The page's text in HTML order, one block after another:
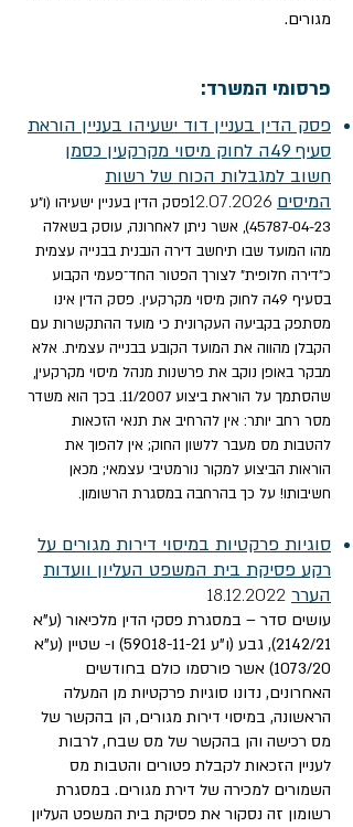
מגורים.
פרסומי המשרד:
פסק הדין בעניין דוד ישעיהו בעניין הוראת
סעיף 49ה לחוק מיסוי מקרקעין כסמן
חשוב למגבלות הכוח של רשות
המיסים
2026​ פסק הדין בעניין ישעיהו (ו"ע
45787-04-23) , אשר ניתן לאחרונה, עוסק בשאלה
מהו המועד שבו תיחשב דירה הנבנית בבנייה עצמית
כ"דירה חלופית" לצורך הפטור החד־פעמי הקבוע
בסעיף 49ה לחוק מיסוי מקרקעין. פסק הדין אינו
מסתפק בקביעה העקרונית כי מועד ההתקשרות עם
הקבלן מהווה את המועד הקובע בבנייה עצמית. אלא
מבקר באופן נוקב את פרשנות מנהל מיסוי מקרקעין,
שהסתמך על הוראת ביצוע 11/2007. בכך הוא משדר
מסר רחב יותר: אין להרחיב את תנאי הזכאות
להטבות מס מעבר ללשון החוק; אין להפוך את
הוראות הביצוע למקור נורמטיבי עצמאי; מכאן
חשיבותו! על כך בהרחבה במסגרת הרשומון.
סוגיות פרקטיות במיסוי דירות מגורים על
רקע פסיקת בית המשפט העליון וועדות
הערר 18.12.2022
עושים סדר – במסגרת פסקי הדין מלכיאור (ע"א
2142/21), גבע (ו"ע
59018-11-21) ו- שטיין (ע"א
1073/20) אשר פורסמו כולם בחודשים
האחרונים, נדונו סוגיות פרקטיות מן המעלה
הראשונה, במיסוי דירות מגורים, הן בהקשר של
מס רכישה והן בהקשר של מס שבח, לרבות
לעניין הזכאות לקבלת פטורים והטבות מס
השמורים למכירה של דירת מגורים. במסגרת
רשומון זה נסקור את פסיקת בית המשפט העליון